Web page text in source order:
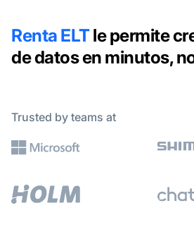
Renta ELTle permite
de datos en minutos,
Trusted by teams at